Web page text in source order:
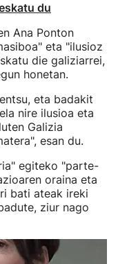
du
Ana Ponton
eta "ilusioz
die galiziarrei,
honetan.
eta badakit
nire ilusioa eta
Galizia
esan du.
egiteko "parte-
oraina eta
bati ateak ireki
ziur nago